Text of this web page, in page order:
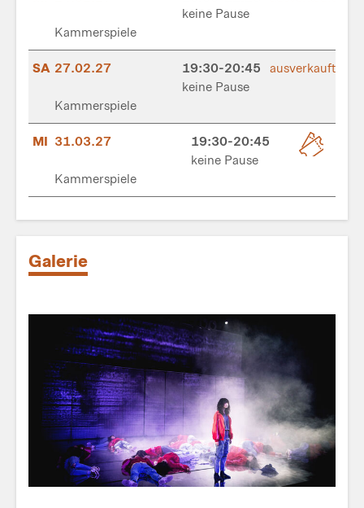
keine Pause
Kammerspiele
SA 27.02.27
19:30-20:45
keine Pause
Kammerspiele
ausverkauft
MI 31.03.27
19:30-20:45
keine Pause
Kammerspiele
Galerie